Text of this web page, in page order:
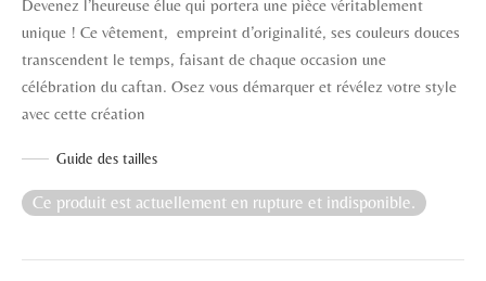
Devenez l’heureuse élue qui portera une pièce véritablement
unique ! Ce vêtement, empreint d’originalité, ses couleurs douces
transcendent le temps, faisant de chaque occasion une
célébration du caftan. Osez vous démarquer et révélez votre style
avec cette création
Guide des tailles
Ce produit est actuellement en rupture et indisponible.